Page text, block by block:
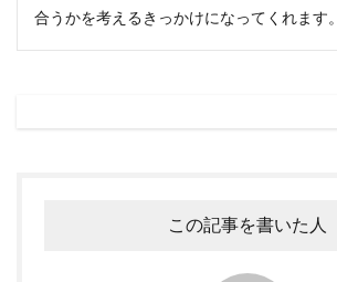
合うかを考えるきっかけになってくれます。
この記事を書いた人